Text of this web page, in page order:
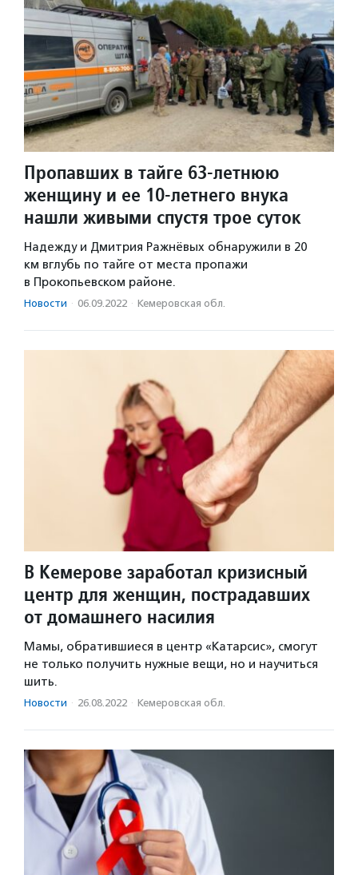
Пропавших в тайге 63-летнюю
женщину и ее 10-летнего внука
нашли живыми спустя трое суток
Надежду и Дмитрия Ражнёвых обнаружили в 20
км вглубь по тайге от места пропажи
в Прокопьевском районе.
Новости · 06.09.2022 · Кемеровская обл.
В Кемерове заработал кризисный
центр для женщин, пострадавших
от домашнего насилия
Мамы, обратившиеся в центр «Катарсис», смогут
не только получить нужные вещи, но и научиться
шить.
Новости · 26.08.2022 · Кемеровская обл.